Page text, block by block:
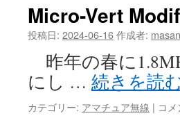
Ant
Micro-Vert
投稿日: 2024-06-16作成者:
昨年の春に
にし … 続きを読
カテゴリー: アマチュア無線 | コ